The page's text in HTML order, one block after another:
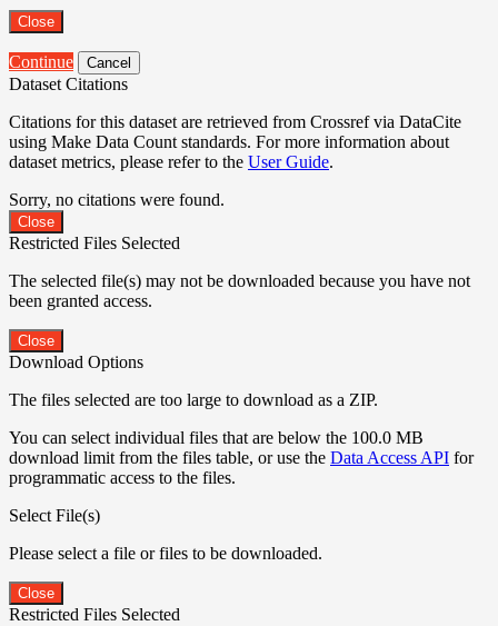
Close
Continue Cancel
Dataset Citations
Citations for this dataset are retrieved from Crossref via DataCite
using Make Data Count standards. For more information about
dataset metrics, please refer to the User Guide.
Sorry, no citations were found.
Close
Restricted Files Selected
The selected file(s) may not be downloaded because you have not
been granted access.
Close
Download Options
The files selected are too large to download as a ZIP.
You can select individual files that are below the 100.0 MB
download limit from the files table, or use the Data Access API for
programmatic access to the files.
Select File(s)
Please select a file or files to be downloaded.
Close
Restricted Files Selected